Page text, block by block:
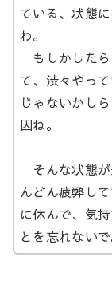
ている、状態
わ。
もしかしたら
て、渋々やっ
じゃないかし
因ね。
そんな状態
んどん疲弊し
に休んで、気
とを忘れないで